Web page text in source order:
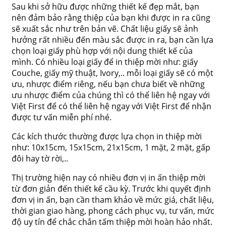
Sau khi sở hữu được những thiết kế đẹp mắt, bạn
nên đảm bảo rằng thiệp của bạn khi được in ra cũng
sẽ xuất sắc như trên bản vẽ. Chất liệu giấy sẽ ảnh
hưởng rất nhiều đến màu sắc được in ra, bạn cần lựa
chọn loại giấy phù hợp với nội dung thiết kế của
mình. Có nhiều loại giấy để in thiệp mời như: giấy
Couche, giấy mỹ thuật, Ivory,.. mỗi loại giấy sẽ có một
ưu, nhược điểm riêng, nếu bạn chưa biết về những
ưu nhược điểm của chúng thì có thể liên hệ ngay với
Việt First để có thể liên hệ ngay với Việt First để nhận
được tư vấn miễn phí nhé.
Các kích thước thường được lựa chọn in thiệp mời
như: 10x15cm, 15x15cm, 21x15cm, 1 mặt, 2 mặt, gấp
đôi hay tờ rời,..
Thị trường hiện nay có nhiều đơn vị in ấn thiệp mời
từ đơn giản đến thiết kế cầu kỳ. Trước khi quyết định
đơn vị in ấn, bạn cần tham khảo về mức giá, chất liệu,
thời gian giao hàng, phong cách phục vụ, tư vấn, mức
độ uy tín để chắc chắn tấm thiệp mời hoàn hảo nhất.